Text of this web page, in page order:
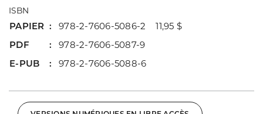
ISBN
PAPIER
978-2-7606-5086-2 11,95 $
PDF
978-2-7606-5087-9
E-PUB
978-2-7606-5088-6